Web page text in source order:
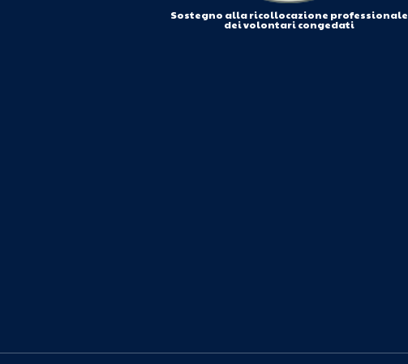
Sostegno alla ricollocazione professionale
dei volontari congedati